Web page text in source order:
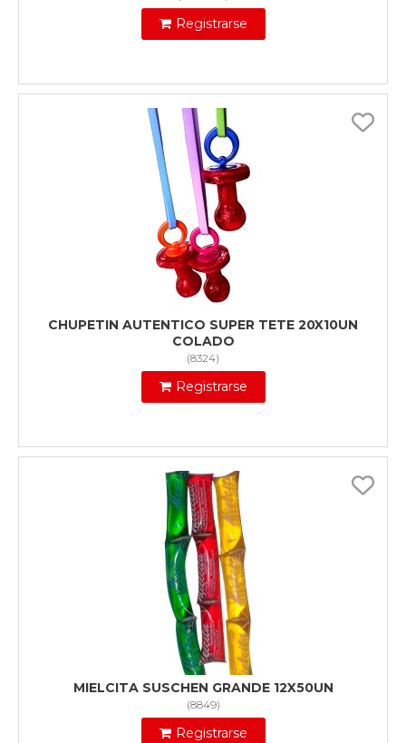
Registrarse
CHUPETIN AUTENTICO SUPER TETE 20X10UN
COLADO
(8324)
Registrarse
MIELCITA SUSCHEN GRANDE 12X50UN
(8849)
Registrarse